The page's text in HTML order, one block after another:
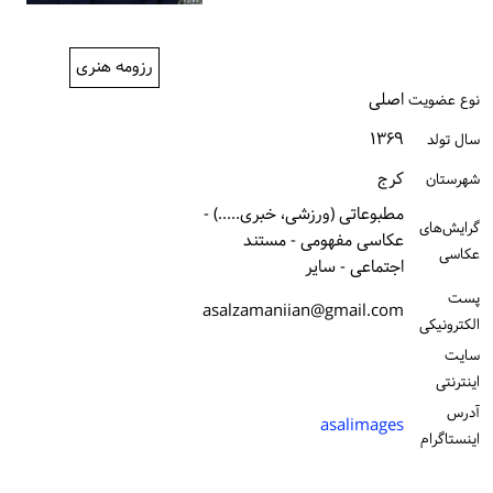
رزومه هنری
نوع عضویتاصلی
سال تولد ۱۳۶۹
شهرستان كرج
گرایش‌های
عکاسی
مطبوعاتی (ورزشی، خبری.....) -
عکاسی مفهومی - مستند
اجتماعی - سایر
پست
الكترونیكی
asalzamaniian@gmail.com
سایت
اینترنتی
آدرس
اینستاگرام
asalimages